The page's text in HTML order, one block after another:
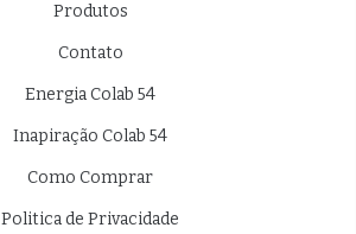
Produtos
Contato
Energia Colab 54
Inapiração Colab 54
Como Comprar
Politica de Privacidade